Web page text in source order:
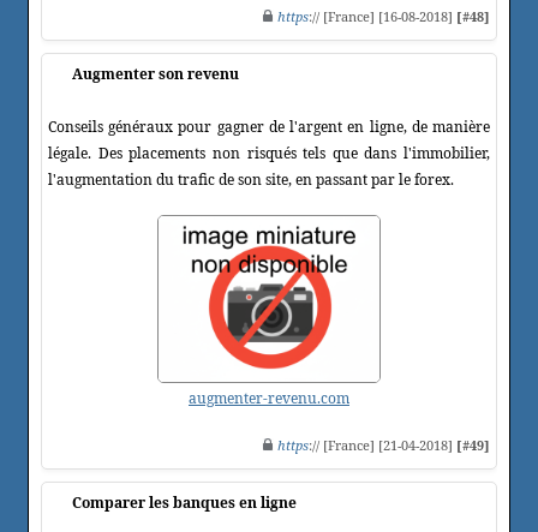
https:// [France] [16-08-2018] [#48]
Augmenter son revenu
Conseils généraux pour gagner de l'argent en ligne, de manière
légale. Des placements non risqués tels que dans l'immobilier,
l'augmentation du trafic de son site, en passant par le forex.
augmenter-revenu.com
https:// [France] [21-04-2018] [#49]
Comparer les banques en ligne